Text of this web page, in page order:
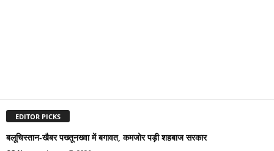
EDITOR PICKS
बलूचिस्तान-खैबर पख्तूनख्वा में बगावत, कमजोर पड़ी शहबाज सरकार